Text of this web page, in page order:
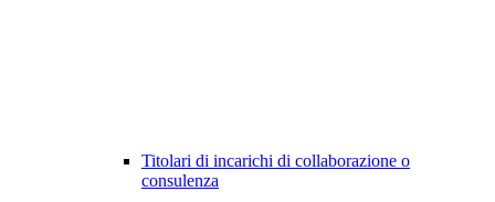
Titolari di incarichi di collaborazione o
consulenza